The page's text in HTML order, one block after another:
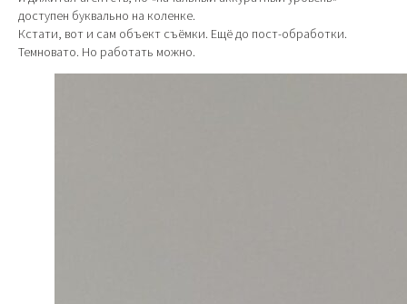
доступен буквально на коленке.
Кстати, вот и сам объект съёмки. Ещё до пост-обработки.
Темновато. Но работать можно.